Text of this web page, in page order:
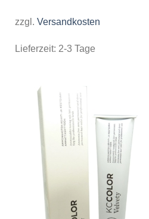
zzgl. Versandkosten
Lieferzeit: 2-3 Tage